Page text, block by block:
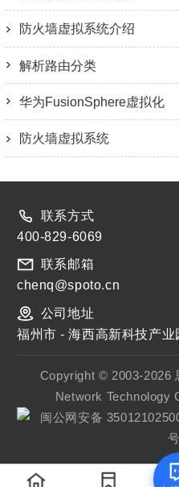
防火墙虚拟系统介绍
解析路由分类
华为FusionSphere虚拟化
防火墙虚拟系统
联系方式
400-829-6069
联系邮箱
chenq@spoto.cn
公司地址
福州市 - 海西高新科技产业
Copyright © 2003-2026
Network Technology
闽公网安备